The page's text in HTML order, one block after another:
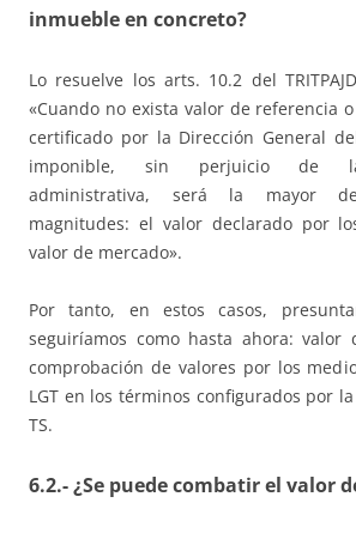
inmueble en concreto?
Lo resuelve los arts. 10.2 del
«Cuando no exista valor de referencia
certificado por la Dirección General
imponible, sin perjuicio de la
administrativa, será la mayor
magnitudes: el valor declarado por
valor de mercado».
Por tanto, en estos casos,
seguiríamos como hasta ahora: valor
comprobación de valores por los
LGT en los términos configurados por
TS.
6.2.- ¿Se puede combatir el valor